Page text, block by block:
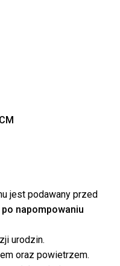
w
jest podawany przed
po napompowaniu
urodzin.
oraz powietrzem.